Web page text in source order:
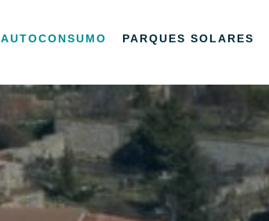
AUTOCONSUMO PARQUES SOLARES